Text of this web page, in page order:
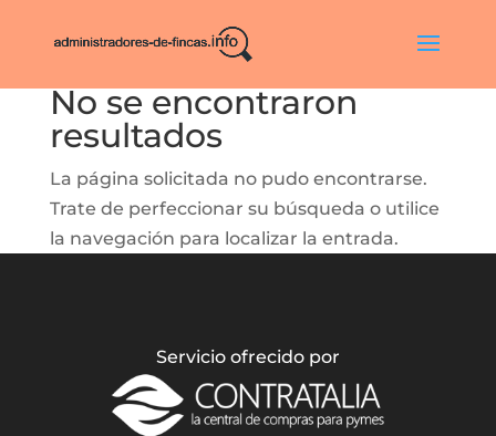
No se encontraron
resultados
La página solicitada no pudo encontrarse.
Trate de perfeccionar su búsqueda o utilice
la navegación para localizar la entrada.
Servicio ofrecido por